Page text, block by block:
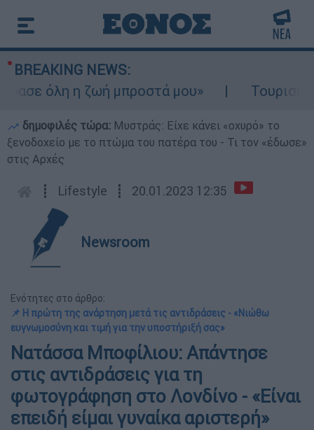
BREAKING NEWS:
όλη η ζωή μπροστά μου»
Τουρισμός
δημοφιλές τώρα: Μυστράς: Είχε κάνει «οχυρό» το
ξενοδοχείο με το πτώμα του πατέρα του - Τι τον «έδωσε»
στις Αρχές
┋ Lifestyle ┋ 20.01.2023 12:35
Newsroom
Ενότητες στο άρθρο:
📌 Η πρώτη της ανάρτηση μετά τις αντιδράσεις - «Νιώθω
ευγνωμοσύνη και τιμή για την υποστήριξή σας»
Νατάσσα Μποφίλιου: Απάντησε
στις αντιδράσεις για τη
φωτογράφηση στο Λονδίνο - «Είναι
επειδή είμαι γυναίκα αριστερή»